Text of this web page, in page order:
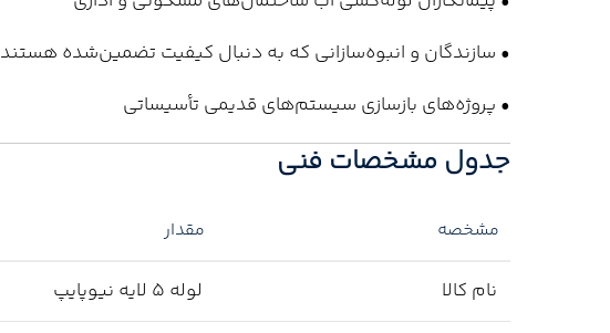
• سازندگان و انبوه‌سازانی که به دنبال کیفیت تضمین‌شده هستند
• پروژه‌های بازسازی سیستم‌های قدیمی تأسیساتی
جدول مشخصات فنی
مشخصه مقدار
نام کالا لوله ۵ لایه نیوپایپ